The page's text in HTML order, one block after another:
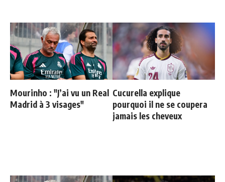
Mourinho : "J’ai vu un Real
Madrid à 3 visages"
Cucurella explique
pourquoi il ne se coupera
jamais les cheveux